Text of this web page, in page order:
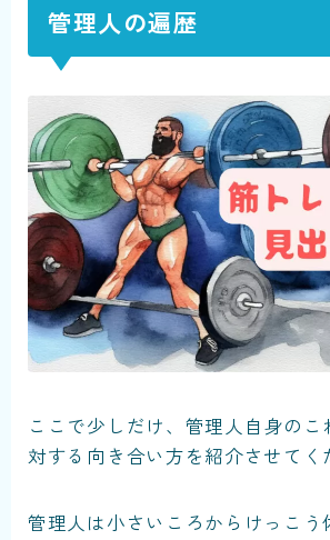
管理人の遍歴
ここで少しだけ、管理人自身のこ
対する向き合い方を紹介させてく
管理人は小さいころからけっこう